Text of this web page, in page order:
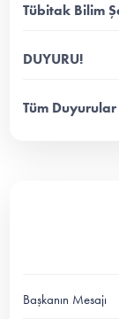
Tübitak Bilim
DUYURU!
Tüm Duyurular
Başkanın Mesajı